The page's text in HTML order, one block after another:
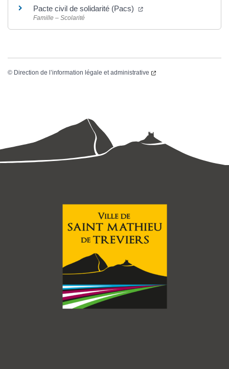
Pacte civil de solidarité (Pacs)
Famille – Scolarité
© Direction de l’information légale et administrative